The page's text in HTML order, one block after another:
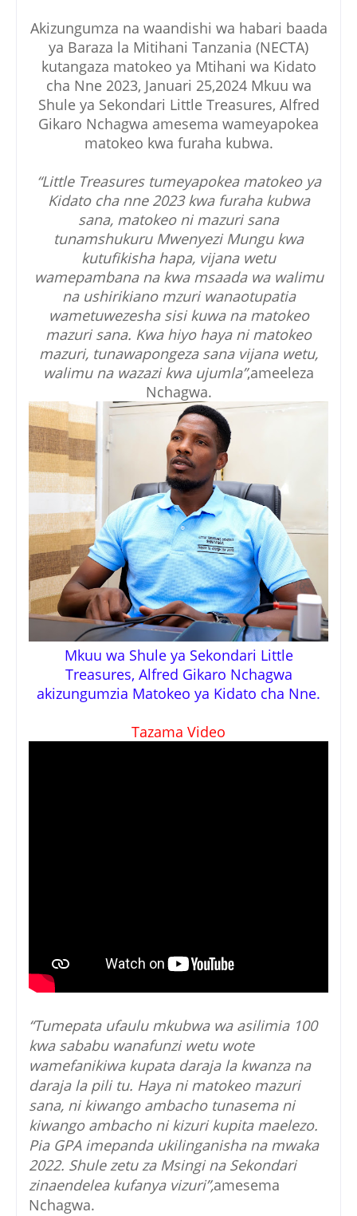
Akizungumza na waandishi wa habari baada
ya Baraza la Mitihani Tanzania (NECTA)
kutangaza matokeo ya Mtihani wa Kidato
cha Nne 2023, Januari 25,2024 Mkuu wa
Shule ya Sekondari Little Treasures, Alfred
Gikaro Nchagwa amesema wameyapokea
matokeo kwa furaha kubwa.
“Little Treasures tumeyapokea matokeo ya
Kidato cha nne 2023 kwa furaha kubwa
sana, matokeo ni mazuri sana
tunamshukuru Mwenyezi Mungu kwa
kutufikisha hapa, vijana wetu
wamepambana na kwa msaada wa walimu
na ushirikiano mzuri wanaotupatia
wametuwezesha sisi kuwa na matokeo
mazuri sana. Kwa hiyo haya ni matokeo
mazuri, tunawapongeza sana vijana wetu,
walimu na wazazi kwa ujumla”,ameeleza
Nchagwa.
Mkuu wa Shule ya Sekondari Little
Treasures, Alfred Gikaro Nchagwa
akizungumzia Matokeo ya Kidato cha Nne.
Tazama Video
“Tumepata ufaulu mkubwa wa asilimia 100
kwa sababu wanafunzi wetu wote
wamefanikiwa kupata daraja la kwanza na
daraja la pili tu. Haya ni matokeo mazuri
sana, ni kiwango ambacho tunasema ni
kiwango ambacho ni kizuri kupita maelezo.
Pia GPA imepanda ukilinganisha na mwaka
2022. Shule zetu za Msingi na Sekondari
zinaendelea kufanya vizuri”,amesema
Nchagwa.